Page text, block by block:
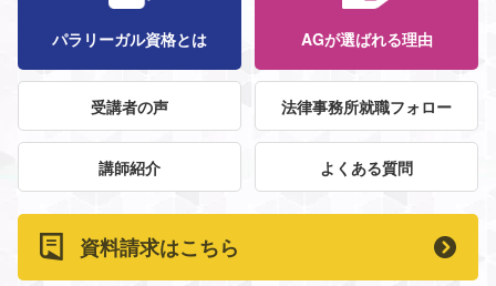
パラリーガル資格とは AGが選ばれる理由
受講者の声 法律事務所就職フォロー
講師紹介 よくある質問
資料請求はこちら